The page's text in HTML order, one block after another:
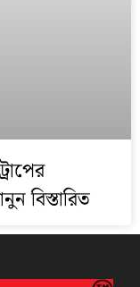
বিস্তারিত